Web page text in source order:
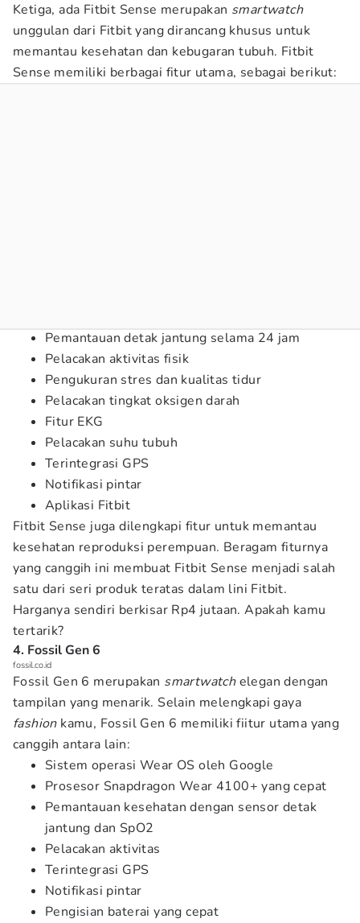
Ketiga, ada Fitbit Sense merupakan smartwatch
unggulan dari Fitbit yang dirancang khusus untuk
memantau kesehatan dan kebugaran tubuh. Fitbit
Sense memiliki berbagai fitur utama, sebagai berikut:
Pemantauan detak jantung selama 24 jam
Pelacakan aktivitas fisik
Pengukuran stres dan kualitas tidur
Pelacakan tingkat oksigen darah
Fitur EKG
Pelacakan suhu tubuh
Terintegrasi GPS
Notifikasi pintar
Aplikasi Fitbit
Fitbit Sense juga dilengkapi fitur untuk memantau
kesehatan reproduksi perempuan. Beragam fiturnya
yang canggih ini membuat Fitbit Sense menjadi salah
satu dari seri produk teratas dalam lini Fitbit.
Harganya sendiri berkisar Rp4 jutaan. Apakah kamu
tertarik?
4. Fossil Gen 6
fossil.co.id
Fossil Gen 6 merupakan smartwatchelegan dengan
tampilan yang menarik. Selain melengkapi gaya
fashionkamu, Fossil Gen 6 memiliki fiitur utama yang
canggih antara lain:
Sistem operasi Wear OS oleh Google
Prosesor Snapdragon Wear 4100+ yang cepat
Pemantauan kesehatan dengan sensor detak
jantung dan SpO2
Pelacakan aktivitas
Terintegrasi GPS
Notifikasi pintar
Pengisian baterai yang cepat